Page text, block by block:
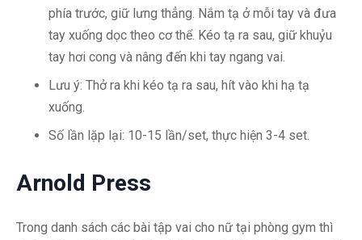
phía trước, giữ lưng thẳng. Nắm tạ ở mỗi tay và đưa
tay xuống dọc theo cơ thể. Kéo tạ ra sau, giữ khuỷu
tay hơi cong và nâng đến khi tay ngang vai.
Lưu ý: Thở ra khi kéo tạ ra sau, hít vào khi hạ tạ
xuống.
Số lần lặp lại: 10-15 lần/set, thực hiện 3-4 set.
Arnold Press
Trong danh sách các bài tập vai cho nữ tại phòng gym thì